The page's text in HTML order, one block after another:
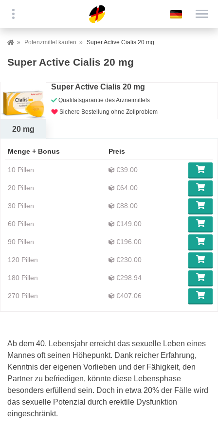
Potenzmittel kaufen Super Active Cialis 20 mg
Super Active Cialis 20 mg
Super Active Cialis 20 mg
Qualitätsgarantie des Arzneimittels
Sichere Bestellung ohne Zollproblem
20 mg
Menge + Bonus Preis
10 Pillen €39.00
20 Pillen €64.00
30 Pillen €88.00
60 Pillen €149.00
90 Pillen €196.00
120 Pillen €230.00
180 Pillen €298.94
270 Pillen €407.06
Ab dem 40. Lebensjahr erreicht das sexuelle Leben eines
Mannes oft seinen Höhepunkt. Dank reicher Erfahrung,
Kenntnis der eigenen Vorlieben und der Fähigkeit, den
Partner zu befriedigen, könnte diese Lebensphase
besonders erfüllend sein. Doch in etwa 20% der Fälle wird
das sexuelle Potenzial durch erektile Dysfunktion
eingeschränkt.